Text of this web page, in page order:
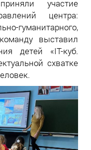
участие
центра:
гуманитарного,
выставил
детей «IT-куб.
схватке